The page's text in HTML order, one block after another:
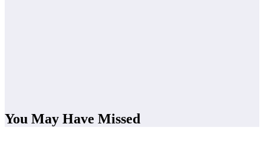
You May Have Missed